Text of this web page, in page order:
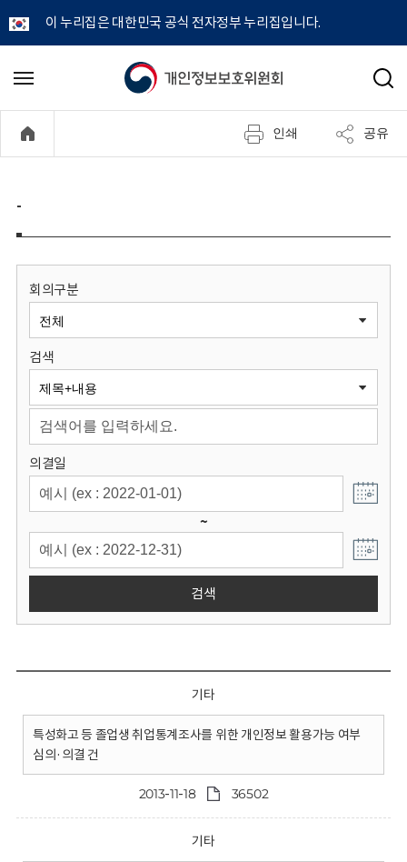
이 누리집은 대한민국 공식 전자정부 누리집입니다.
개
정
보
원
회
메
기
검
인쇄 공유
-
회의구분
검색
의결일
~
검색
기타
특성화고 등 졸업생 취업통계조사를 위한 개인정보 활용가능 여부
심의·의결 건
2013-11-18 36502
기타